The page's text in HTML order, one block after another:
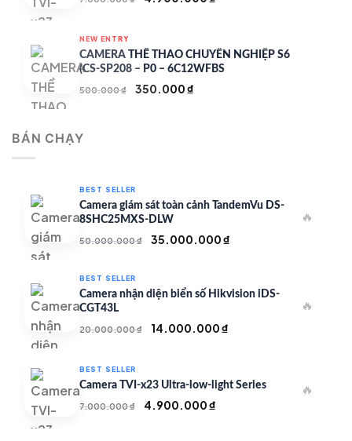
7.000.000 ₫.là:
4.900.000 ₫.
NEW ENTRY
CAMERA THỂ THAO CHUYÊN NGHIỆP S6
(CS-SP208 – P0 – 6C12WFBS
500.000₫
Giá
350.000₫
BÁN CHẠY
BEST SELLER
Camera giám sát toàn cảnh TandemVu DS-
8SHC25MXS-DLW
50.000.000₫
Giá
50.000.000 ₫.
35.000.000₫
là:
35.000.000 ₫.
🔥
BEST SELLER
Camera nhận diện biển số Hikvision iDS-
CGT43L
20.000.000₫
Giá
20.000.000 ₫.
14.000.000₫
là:
14.000.000 ₫.
🔥
BEST SELLER
Camera TVI-x23 Ultra-low-light Series
7.000.000₫
Giá
4.900.000₫
🔥